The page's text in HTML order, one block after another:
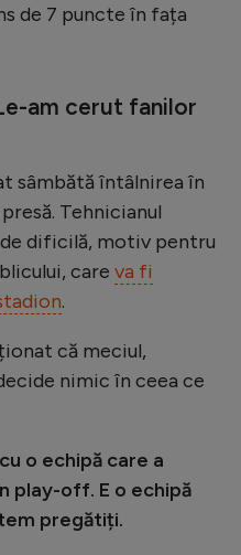
de 7 puncte în fața
am cerut fanilor
sâmbătă întâlnirea în
Tehnicianul
dificilă, motiv pentru
care va fi
.
că meciul,
nimic în ceea ce
o echipă care a
play-off. E o echipă
pregătiți.